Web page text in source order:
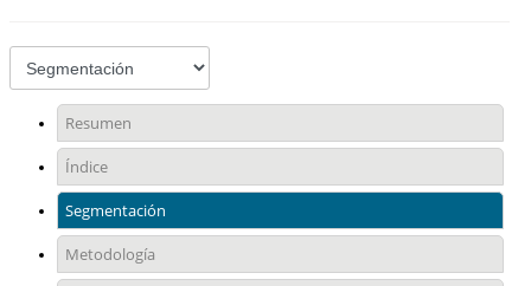
Resumen
Índice
Segmentación
Metodología